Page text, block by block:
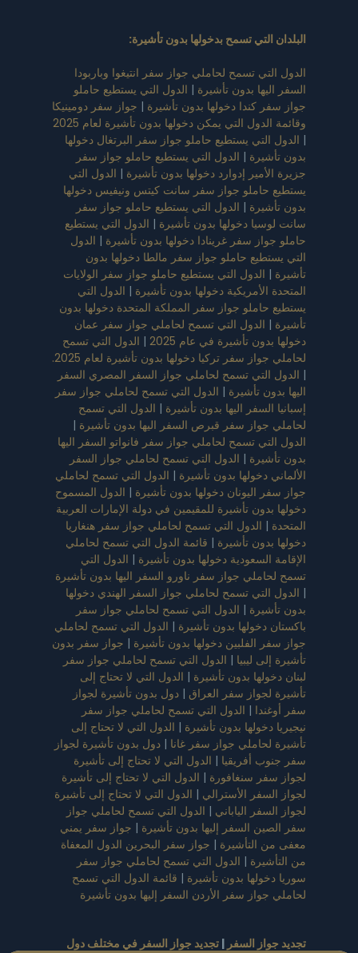
البلدان التي تسمح بدخولها بدون تأشيرة:
الدول التي تسمح لحاملي جواز سفر انتيغوا وباربودا
السفر اليها بدون تأشيرة | الدول التي يستطيع حاملو
جواز سفر كندا دخولها بدون تأشيرة | جواز سفر دومينيكا
وقائمة الدول التي يمكن دخولها بدون تأشيرة لعام 2025
| الدول التي يستطيع حاملو جواز سفر البرتغال دخولها
بدون تأشيرة | الدول التي يستطيع حاملو جواز سفر
جزيرة الأمير إدوارد دخولها بدون تأشيرة | الدول التي
يستطيع حاملو جواز سفر سانت كيتس ونيفيس دخولها
بدون تأشيرة | الدول التي يستطيع حاملو جواز سفر
سانت لوسيا دخولها بدون تأشيرة | الدول التي يستطيع
حاملو جواز سفر غرينادا دخولها بدون تأشيرة | الدول
التي يستطيع حاملو جواز سفر مالطا دخولها بدون
تأشيرة | الدول التي يستطيع حاملو جواز سفر الولايات
المتحدة الأمريكية دخولها بدون تأشيرة | الدول التي
يستطيع حاملو جواز سفر المملكة المتحدة دخولها بدون
تأشيرة | الدول التي تسمح لحاملي جواز سفر عمان
دخولها بدون تأشيرة في عام 2025
| الدول التي تسمح
لحاملي جواز سفر تركيا دخولها بدون تأشيرة لعام 2025.
| الدول التي تسمح لحاملي جواز السفر المصري السفر
اليها بدون تأشيرة | الدول التي تسمح لحاملي جواز سفر
إسبانيا السفر اليها بدون تأشيرة | الدول التي تسمح
لحاملي جواز سفر قبرص السفر اليها بدون تأشيرة |
الدول التي تسمح لحاملي جواز سفر فانواتو السفر اليها
بدون تأشيرة | الدول التي تسمح لحاملي جواز السفر
الألماني دخولها بدون تأشيرة | الدول التي تسمح لحاملي
جواز سفر اليونان دخولها بدون تأشيرة | الدول المسموح
دخولها بدون تأشيرة للمقيمين في دولة الإمارات العربية
المتحدة | الدول التي تسمح لحاملي جواز سفر هنغاريا
دخولها بدون تأشيرة | قائمة الدول التي تسمح لحاملي
الإقامة السعودية دخولها بدون تأشيرة | الدول التي
تسمح لحاملي جواز سفر ناورو السفر اليها بدون تأشيرة
| الدول التي تسمح لحاملي جواز السفر الهندي دخولها
بدون تأشيرة | الدول التي تسمح لحاملي جواز سفر
باكستان دخولها بدون تأشيرة | الدول التي تسمح لحاملي
جواز سفر الفلبين دخولها بدون تأشيرة | جواز سفر بدون
تأشيرة إلى ليبيا | الدول التي تسمح لحاملي جواز سفر
لبنان دخولها بدون تأشيرة | الدول التي لا تحتاج إلى
تأشيرة لجواز سفر العراق | دول بدون تأشيرة لجواز
سفر أوغندا | الدول التي تسمح لحاملي جواز سفر
نيجيريا دخولها بدون تأشيرة | الدول التي لا تحتاج إلى
تأشيرة لحاملي جواز سفر غانا | دول بدون تأشيرة لجواز
سفر جنوب أفريقيا | الدول التي لا تحتاج إلى تأشيرة
لجواز سفر سنغافورة | الدول التي لا تحتاج إلى تأشيرة
لجواز السفر الأسترالي | الدول التي لا تحتاج إلى تأشيرة
لجواز السفر الياباني | الدول التي تسمح لحاملي جواز
سفر الصين السفر إليها بدون تأشيرة | جواز سفر يمني
معفى من التأشيرة | جواز سفر البحرين الدول المعفاة
من التأشيرة | الدول التي تسمح لحاملي جواز سفر
سوريا دخولها بدون تأشيرة | قائمة الدول التي تسمح
لحاملي جواز سفر الأردن السفر إليها بدون تأشيرة
تجديد جواز السفر | تجديد جواز السفر في مختلف دول